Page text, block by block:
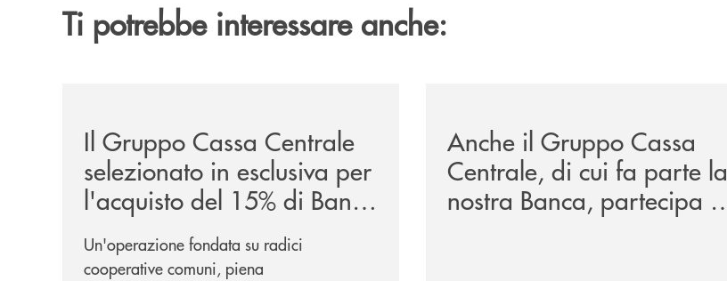
Ti potrebbe interessare anche:
Il Gruppo Cassa Centrale
selezionato in esclusiva per
l'acquisto del 15% di Banca
Cambiano 1884
Un'operazione fondata su radici
cooperative comuni, piena
Anche il Gruppo Cassa
Centrale, di cui fa parte la
nostra Banca, partecipa a
EUR.BANK, il progetto di